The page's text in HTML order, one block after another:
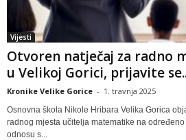
Vijesti
Otvoren natječaj za radno
u Velikoj Gorici, prijavite
Kronike Velike Gorice - 1. travnja 2025
Osnovna škola Nikole Hribara Velika Gorica
radnog mjesta učitelja matematike na
odnosu s...